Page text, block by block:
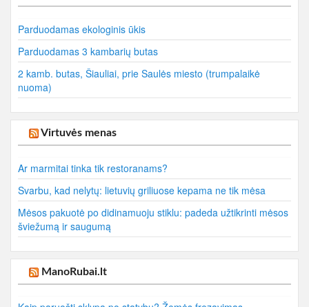
Parduodamas ekologinis ūkis
Parduodamas 3 kambarių butas
2 kamb. butas, Šiauliai, prie Saulės miesto (trumpalaikė
nuoma)
Virtuvės menas
Ar marmitai tinka tik restoranams?
Svarbu, kad nelytų: lietuvių griliuose kepama ne tik mėsa
Mėsos pakuotė po didinamuoju stiklu: padeda užtikrinti mėsos
šviežumą ir saugumą
ManoRubai.lt